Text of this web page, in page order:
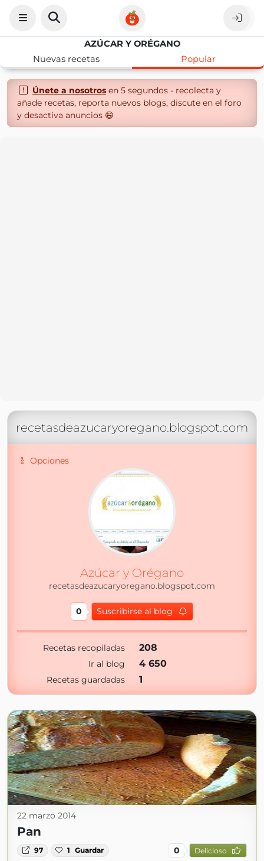
AZÚCAR Y ORÉGANO
Nuevas recetas
Popular
Únete a nosotrosen 5 segundos - recolecta y
añade recetas, reporta nuevos blogs, discute en el foro
y desactiva anuncios 😄
recetasdeazucaryoregano.blogspot.com
Opciones
Azúcar y Orégano
recetasdeazucaryoregano.blogspot.com
0 Suscribirse al blog
Recetas recopiladas 208
Ir al blog 4 650
Recetas guardadas 1
22 marzo 2014
Pan
97 1 Guardar 0 Delicioso